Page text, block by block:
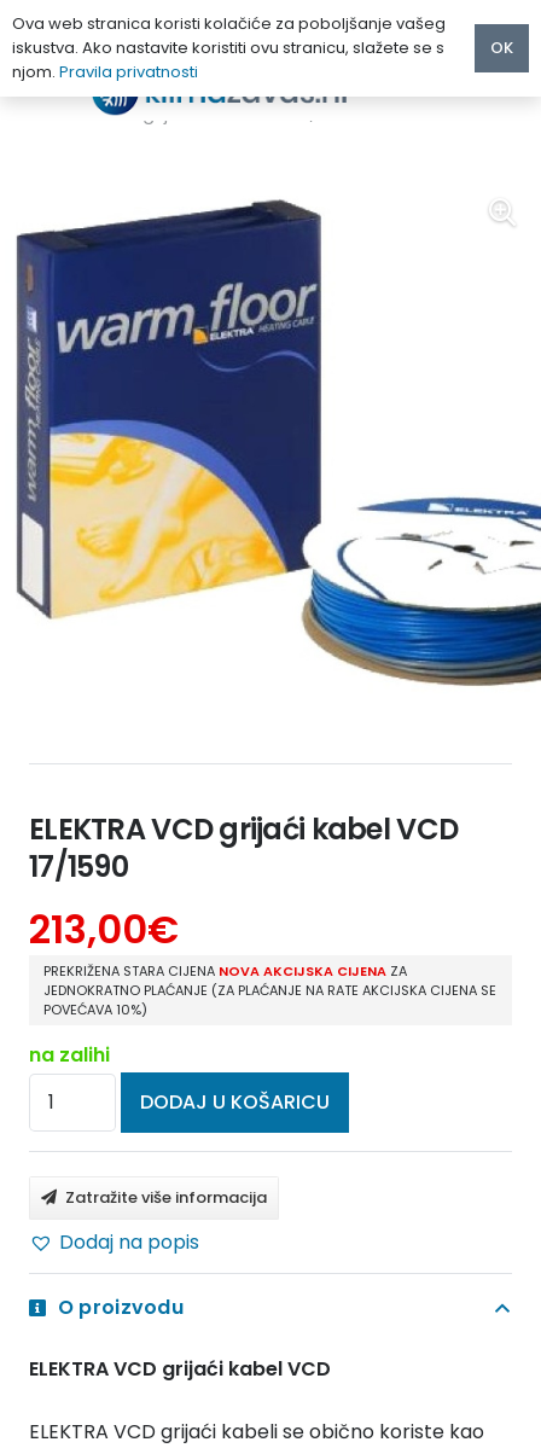
ELEKTRA VCD grijaći kabel VCD 17/1590
ELEKTRA VCD grijaći kabel VCD
17/1590
213,00€
PREKRIŽENA STARA CIJENA NOVA AKCIJSKA CIJENA ZA
JEDNOKRATNO PLAĆANJE (ZA PLAĆANJE NA RATE AKCIJSKA CIJENA SE
POVEĆAVA 10%)
na zalihi
ELEKTRA
VCD
grijaći
kabel
17/1590
DODAJ U KOŠARICU
Zatražite više informacija
Dodaj na popis
O proizvodu
ELEKTRA VCD grijaći kabel VCD
ELEKTRA VCD grijaći kabeli se obično koriste kao
Ova web stranica koristi kolačiće za poboljšanje vašeg
iskustva. Ako nastavite koristiti ovu stranicu, slažete se s
njom. Pravila privatnosti
OK